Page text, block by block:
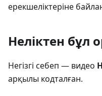
ерекшеліктеріне
Неліктен бұл
Негізгі себеп — видео
арқылы кодталған.